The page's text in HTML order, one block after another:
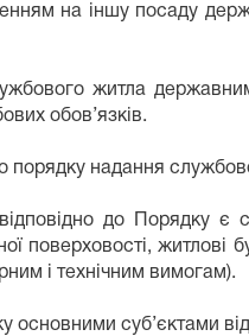
на іншу посаду
житла
обов’язків.
порядку надання
до Порядку є
поверховості,
і технічним вимогам).
основними суб’єктами